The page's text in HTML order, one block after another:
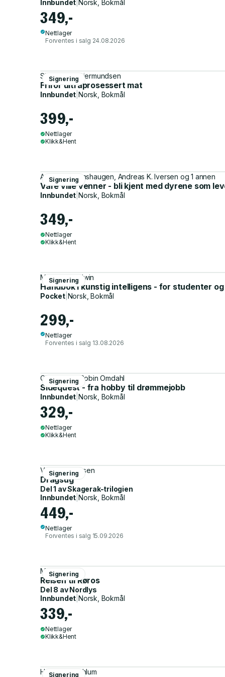
Innbundet Norsk, Bokmål
349,-
Nettlager
Forventes i salg 24.08.2026
Signering
Simen Øian Gjermundsen
Frifor ultraprosessert mat
Innbundet |Norsk, Bokmål
399,-
Nettlager
Klikk&Hent
Signering
Andreas Tjernshaugen, Andreas K. Iversen og 1 annen
Våre ville venner - bli kjent med dyrene som
Innbundet |Norsk, Bokmål
349,-
Nettlager
Klikk&Hent
Signering
Morten Goodwin
Håndbok i kunstig intelligens - for studenter
Pocket| Norsk, Bokmål
299,-
Nettlager
Forventes i salg 13.08.2026
Signering
Christopher Robin Omdahl
Sidequest - fra hobby til drømmejobb
Innbundet |Norsk, Bokmål
329,-
Nettlager
Klikk&Hent
Signering
Vetle Lid Larssen
Dragsug
Del 1 avSkagerak-trilogien
Innbundet |Norsk, Bokmål
449,-
Nettlager
Forventes i salg 15.09.2026
Signering
Malin Falch
Reisen til Røros
Del 8 avNordlys
Innbundet |Norsk, Bokmål
339,-
Nettlager
Klikk&Hent
Signering
Hans Olav Lahlum